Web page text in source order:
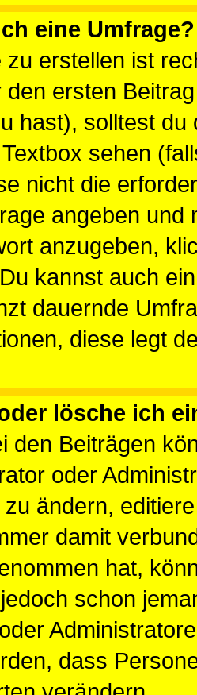
eine Umfrage?
zu erstellen ist
ersten
hast), solltest
sehen
nicht die
angeben und
anzugeben,
kannst auch
dauernde
diese legt
lösche ich
den Beiträgen
oder
ändern,
damit
hat,
schon
dass